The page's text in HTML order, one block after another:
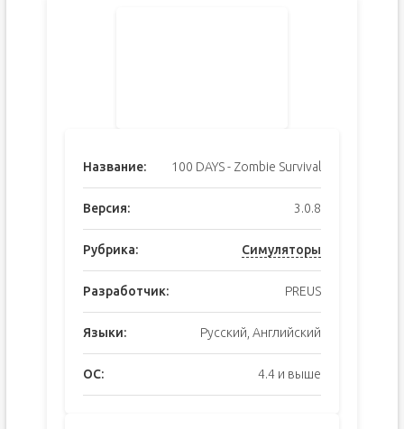
Название: 100 DAYS - Zombie Survival
Версия: 3.0.8
Рубрика: Симуляторы
Разработчик: PREUS
Языки: Русский, Английский
ОС: 4.4 и выше